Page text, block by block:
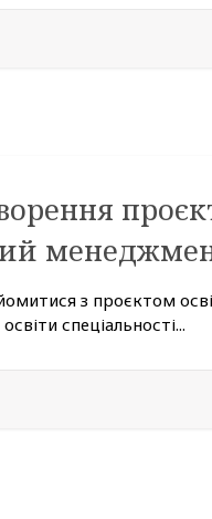
з проєктом
спеціальності...